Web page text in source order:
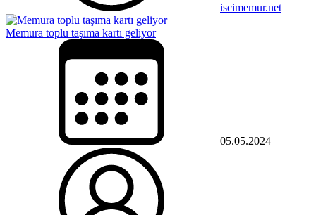
iscimemur.net
Memura toplu taşıma kartı geliyor
05.05.2024